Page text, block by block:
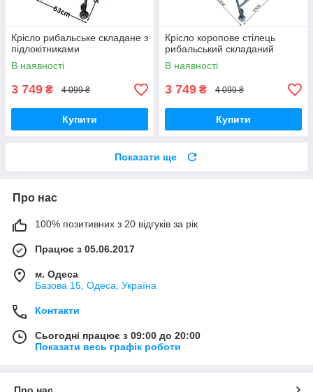
Крісло рибальське складане з
підлокітниками
В наявності
3 749 ₴ 4 099 ₴
Купити
Крісло коропове стілець
рибальський складаний
В наявності
3 749 ₴ 4 099 ₴
Купити
Показати ще
Про нас
100% позитивних з 20 відгуків за рік
Працює з 05.06.2017
м. Одеса
Базова 15, Одеса, Україна
Контакти
Сьогодні працює з 09:00 до 20:00
Показати весь графік роботи